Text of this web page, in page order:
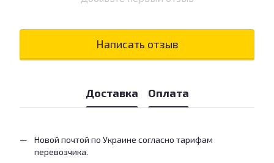
Написать отзыв
Доставка Оплата
Новой почтой по Украине согласно тарифам
перевозчика.